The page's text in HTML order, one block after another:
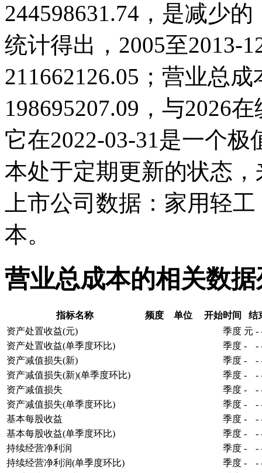
244598631.74，是减少
统计得出，2005至2013-
211662126.05；营业总
198695207.09，与2026
它在2022-03-31是一个
本处于定期更新的状态
上市公司数据：家用轻
本。
营业总成本的相关数
指标名称 频度 单位 开始时间
结
资产处置收益(元)
季度 元 -
资产处置收益(单季度环比)
季度 - -
资产减值损失(新)
季度 - -
资产减值损失(新)(单季度环比)
季度 - -
资产减值损失
季度 - -
资产减值损失(单季度环比)
季度 - -
基本每股收益
季度 - -
基本每股收益(单季度环比)
季度 - -
持续经营净利润
季度 - -
持续经营净利润(单季度环比)
季度 - -